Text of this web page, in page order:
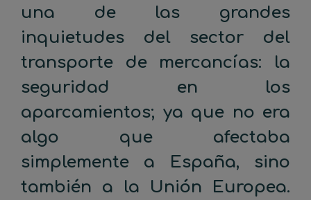
una de las grandes
inquietudes del sector del
transporte de mercancías: la
seguridad en los
aparcamientos; ya que no era
algo que afectaba
simplemente a España, sino
también a la Unión Europea.